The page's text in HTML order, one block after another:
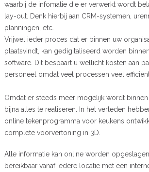
waarbij de infomatie die er verwerkt wordt
lay-out. Denk hierbij aan CRM-systemen,
planningen, etc.
Vrijwel ieder proces dat er binnen uw
plaatsvindt, kan gedigitaliseerd worden
software. Dit bespaart u wellicht kosten aan
personeel omdat veel processen veel
Omdat er steeds meer mogelijk wordt
bijna alles te realiseren. In het verleden
online tekenprogramma voor keukens
complete voorvertoning in 3D.
Alle informatie kan online worden
bereikbaar vanaf iedere locatie met een